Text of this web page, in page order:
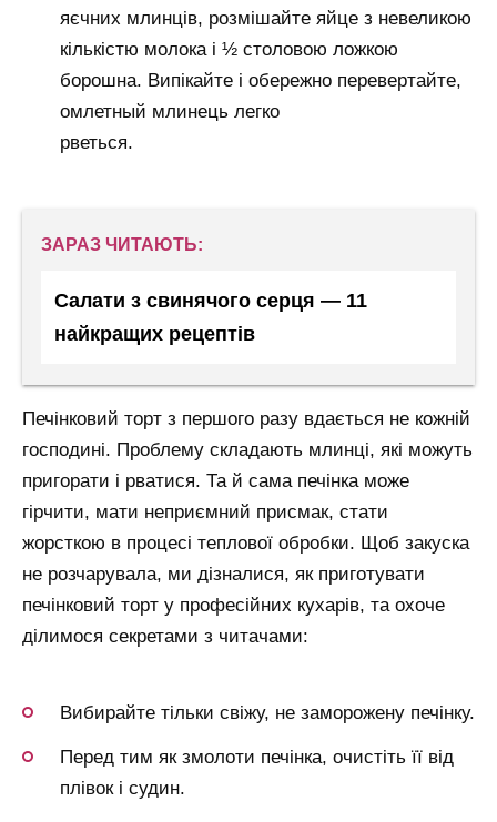
яєчних млинців, розмішайте яйце з невеликою
кількістю молока і ½ столовою ложкою
борошна. Випікайте і обережно перевертайте,
омлетный млинець легко
рветься.
ЗАРАЗ ЧИТАЮТЬ:
Салати з свинячого серця — 11
найкращих рецептів
Печінковий торт з першого разу вдається не кожній
господині. Проблему складають млинці, які можуть
пригорати і рватися. Та й сама печінка може
гірчити, мати неприємний присмак, стати
жорсткою в процесі теплової обробки. Щоб закуска
не розчарувала, ми дізналися, як приготувати
печінковий торт у професійних кухарів, та охоче
ділимося секретами з читачами:
Вибирайте тільки свіжу, не заморожену печінку.
Перед тим як змолоти печінка, очистіть її від
плівок і судин.